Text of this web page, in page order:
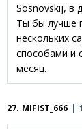
Sosnovskij, в
Ты бы лучше
нескольких
способами и
месяц.
27. MIFIST_666